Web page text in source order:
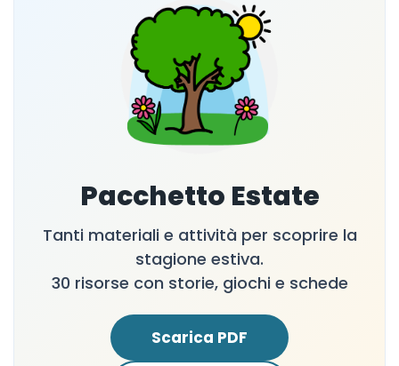
Pacchetto Estate
Tanti materiali e attività per scoprire la
stagione estiva.
30 risorse con storie, giochi e schede
Scarica PDF